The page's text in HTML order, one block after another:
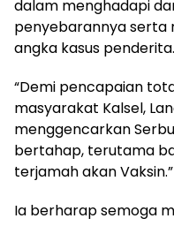
dalam menghadapi
penyebarannya serta
angka kasus penderita.
“Demi pencapaian
masyarakat Kalsel,
menggencarkan
bertahap, terutama
terjamah akan
Ia berharap semoga